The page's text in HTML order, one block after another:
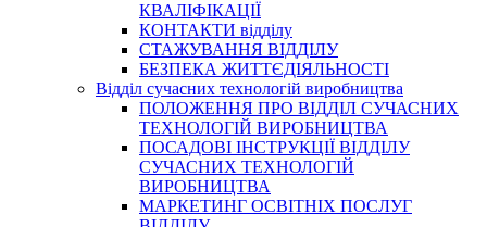
КВАЛІФІКАЦІЇ
КОНТАКТИ відділу
СТАЖУВАННЯ ВІДДІЛУ
БЕЗПЕКА ЖИТТЄДІЯЛЬНОСТІ
Відділ сучасних технологій виробництва
ПОЛОЖЕННЯ ПРО ВІДДІЛ СУЧАСНИХ
ТЕХНОЛОГІЙ ВИРОБНИЦТВА
ПОСАДОВІ ІНСТРУКЦІЇ ВІДДІЛУ
СУЧАСНИХ ТЕХНОЛОГІЙ
ВИРОБНИЦТВА
МАРКЕТИНГ ОСВІТНІХ ПОСЛУГ